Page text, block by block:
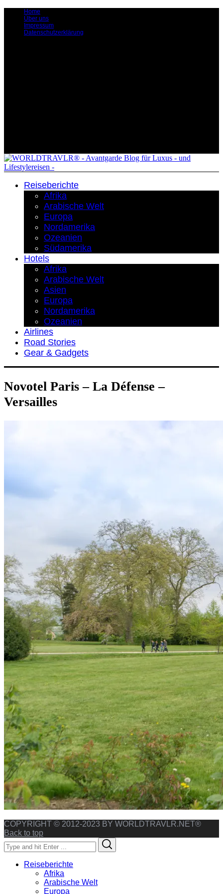
Home
Über uns
Impressum
Datenschutzerklärung
Reiseberichte
Afrika
Arabische Welt
Europa
Nordamerika
Ozeanien
Südamerika
Hotels
Afrika
Arabische Welt
Asien
Europa
Nordamerika
Ozeanien
Airlines
Road Stories
Gear & Gadgets
Novotel Paris – La Défense –
Versailles
COPYRIGHT © 2012-2023 BY WORLDTRAVLR.NET®
Back to top
Search
for:
Reiseberichte
Afrika
Arabische Welt
Europa